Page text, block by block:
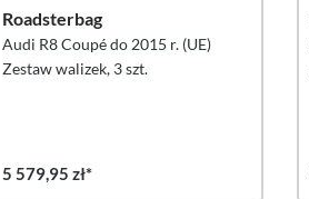
Roadsterbag
Audi R8 Coupé do 2015 r. (UE)
Zestaw walizek, 3 szt.
5 579,95 zł*